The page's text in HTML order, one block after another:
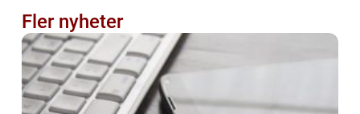
Fler nyheter